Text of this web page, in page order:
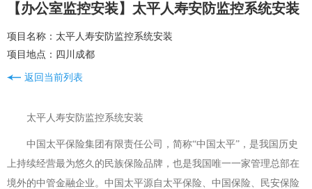
【办公室监控安装】太平人寿安防监控系统安装
项目名称：太平人寿安防监控系统安装
项目地点：四川成都
返回当前列表
太平人寿安防监控系统安装
中国太平保险集团有限责任公司，简称“中国太平”，是我国历史
上持续经营最为悠久的民族保险品牌，也是我国唯一一家管理总部在
境外的中管金融企业。中国太平源自太平保险、中国保险、民安保险